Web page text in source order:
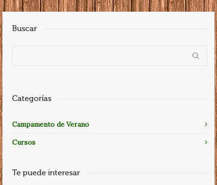
Buscar
Categorías
Campamento de Verano
Cursos
Te puede interesar